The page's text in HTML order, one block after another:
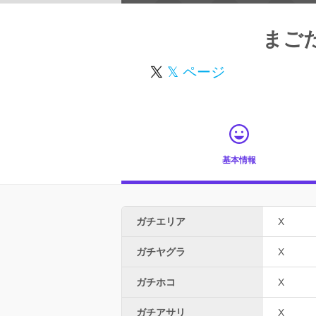
まご
𝕏 ページ
基本情報
ガチエリア X
ガチヤグラ X
ガチホコ X
ガチアサリ X